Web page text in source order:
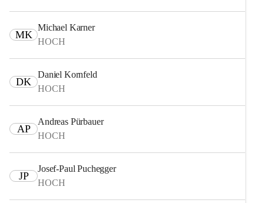
MK
Michael Karner
HOCH
DK
Daniel Kornfeld
HOCH
AP
Andreas Pürbauer
HOCH
JP
Josef-Paul Puchegger
HOCH